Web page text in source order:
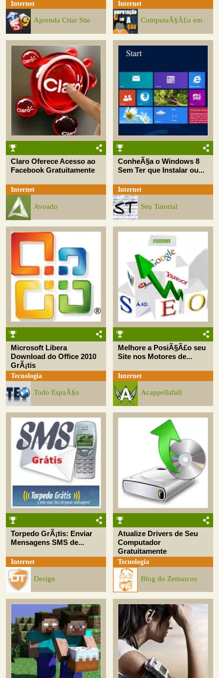
Internet
Aprenda Criar Site
Internet
ComputaÃ§Ã£o em
Claro Oferece Acesso ao
Facebook Gratuitamente
Internet
Avoado
ConheÃ§a o Windows 8
Sem Ter que Instalar ou...
Internet
Seu Tutorial
Microsoft Libera
Download do Office 2010
GrÃ¡tis
Tecnologia
Todo EspaÃ§o
Melhore a PosiÃ§Ã£o seu
Site nos Motores de...
Internet
Acappellafull
Torpedo GrÃ¡tis: Enviar
Mensagens SMS de...
Internet
Design
Atualize Drivers de Seu
Computador
Gratuitamente
Tecnologia
Blog do Zemarcos